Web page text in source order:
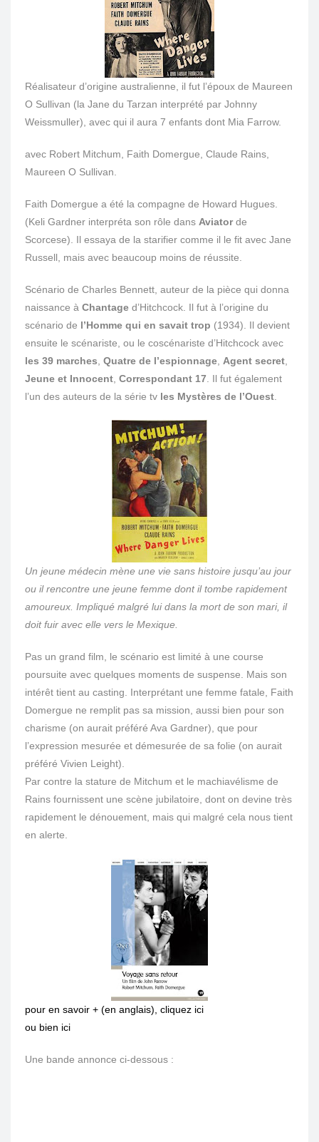
Réalisateur d’origine australienne, il fut l’époux de Maureen
O Sullivan (la Jane du Tarzan interprété par Johnny
Weissmuller), avec qui il aura 7 enfants dont Mia Farrow.
avec Robert Mitchum, Faith Domergue, Claude Rains,
Maureen O Sullivan.
Faith Domergue a été la compagne de Howard Hugues.
(Keli Gardner interpréta son rôle dans Aviatorde
Scorcese). Il essaya de la starifier comme il le fit avec Jane
Russell, mais avec beaucoup moins de réussite.
Scénario de Charles Bennett, auteur de la pièce qui donna
naissance à Chantage d’Hitchcock. Il fut à l’origine du
scénario de l’Homme qui en savait trop (1934). Il devient
ensuite le scénariste, ou le coscénariste d’Hitchcock avec
les 39 marches Quatre de l’espionnage Agent secret
Jeune et Innocent Correspondant 17 . Il fut également
l’un des auteurs de la série tv les Mystères de l’Ouest
Un jeune médecin mène une vie sans histoire jusqu’au jour
ou il rencontre une jeune femme dont il tombe rapidement
amoureux. Impliqué malgré lui dans la mort de son mari, il
doit fuir avec elle vers le Mexique.
Pas un grand film, le scénario est limité à une course
poursuite avec quelques moments de suspense. Mais son
intérêt tient au casting. Interprétant une femme fatale, Faith
Domergue ne remplit pas sa mission, aussi bien pour son
charisme (on aurait préféré Ava Gardner), que pour
l’expression mesurée et démesurée de sa folie (on aurait
préféré Vivien Leight).
Par contre la stature de Mitchum et le machiavélisme de
Rains fournissent une scène jubilatoire, dont on devine très
rapidement le dénouement, mais qui malgré cela nous tient
en alerte.
pour en savoir + (en anglais), cliquez ici
ou bien ici
Une bande annonce ci-dessous :